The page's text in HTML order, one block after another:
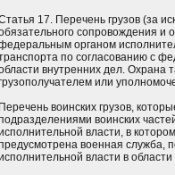
17. Перечень грузов (за
сопровождения и
органом
по согласованию с
внутренних дел. Охрана
или
Перечень воинских грузов,
воинских
власти, в
военная служба,
власти в